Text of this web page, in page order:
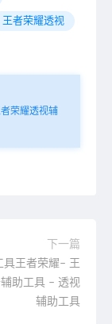
王者荣耀透视
荣耀透视辅
下一篇
具王者荣耀– 王
助工具 – 透视
辅助工具